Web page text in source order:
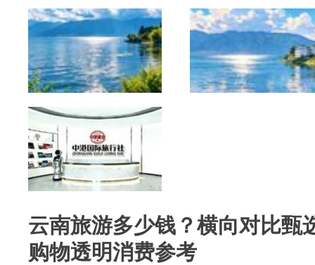
云南旅游多少钱？横向对比甄
购物透明消费参考